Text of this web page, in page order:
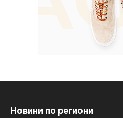
Новини по региони